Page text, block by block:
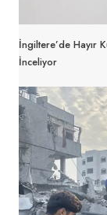
İngiltere’de Hayır
İnceliyor